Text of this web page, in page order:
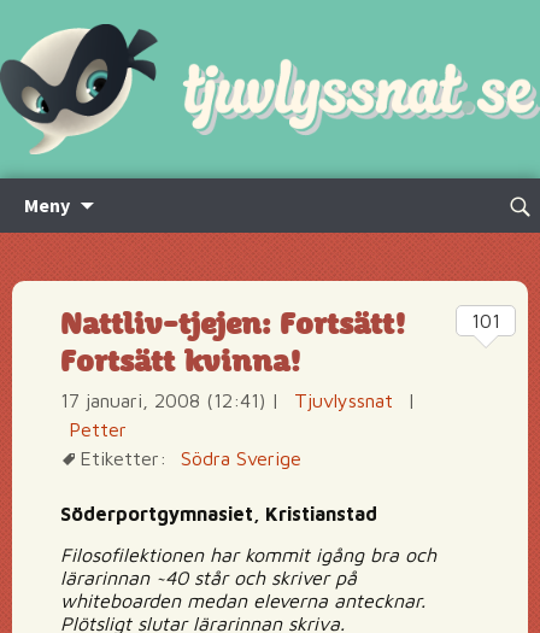
Meny
innehåll
Sök
Nattliv-tjejen: Fortsätt!
Fortsätt kvinna!
17 januari, 2008 (12:41) | Tjuvlyssnat
|
Petter
Etiketter:
Södra Sverige
Söderportgymnasiet, Kristianstad
Filosofilektionen har kommit igång bra och
lärarinnan ~40 står och skriver på
whiteboarden medan eleverna antecknar.
Plötsligt slutar lärarinnan skriva.
101